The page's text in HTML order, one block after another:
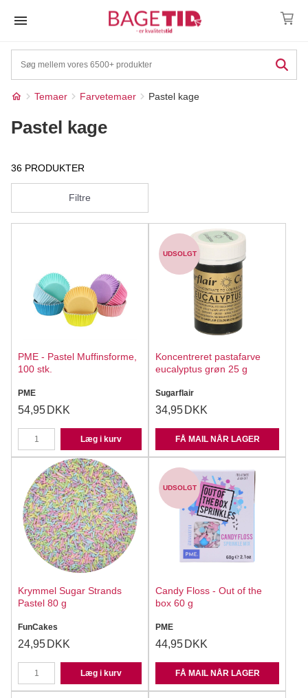
Temaer Farvetemaer Pastel kage
Pastel kage
36 PRODUKTER
Filtre
PME - Pastel Muffinsforme,
100 stk.
PME
54,95 DKK
Læg i kurv
UDSOLGT
Koncentreret pastafarve
eucalyptus grøn 25 g
Sugarflair
34,95 DKK
FÅ MAIL NÅR LAGER
Krymmel Sugar Strands
Pastel 80 g
FunCakes
24,95 DKK
Læg i kurv
UDSOLGT
Candy Floss - Out of the
box 60 g
PME
44,95 DKK
FÅ MAIL NÅR LAGER